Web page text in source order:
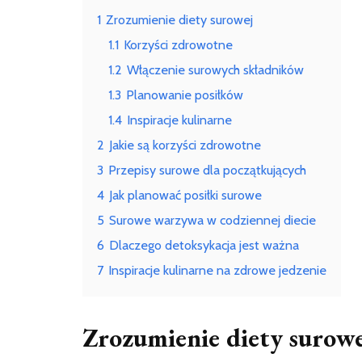
1 Zrozumienie diety surowej
1.1 Korzyści zdrowotne
1.2 Włączenie surowych składników
1.3 Planowanie posiłków
1.4 Inspiracje kulinarne
2 Jakie są korzyści zdrowotne
3 Przepisy surowe dla początkujących
4 Jak planować posiłki surowe
5 Surowe warzywa w codziennej diecie
6 Dlaczego detoksykacja jest ważna
7 Inspiracje kulinarne na zdrowe jedzenie
Zrozumienie diety